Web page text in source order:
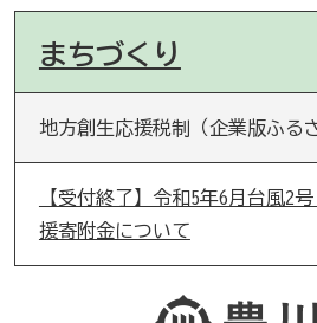
まちづくり
地方創生応援税制（企業版ふる
【受付終了】令和5年6月台風2
援寄附金について